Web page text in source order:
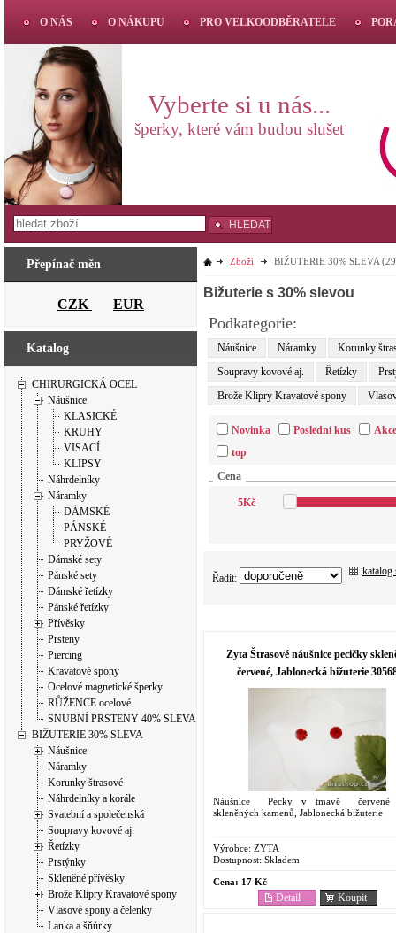
Přepínač měn
CZK EUR
Katalog
CHIRURGICKÁ OCEL
Náušnice
KLASICKÉ
KRUHY
VISACÍ
KLIPSY
Náhrdelníky
Náramky
DÁMSKÉ
PÁNSKÉ
PRYŽOVÉ
Dámské sety
Pánské sety
Dámské řetízky
Pánské řetízky
Přívěsky
Prsteny
Piercing
Kravatové spony
Ocelové magnetické šperky
RŮŽENCE ocelové
SNUBNÍ PRSTENY 40% SLEVA
BIŽUTERIE 30% SLEVA
Náušnice
Náramky
Korunky štrasové
Náhrdelníky a korále
Svatební a společenská
Soupravy kovové aj.
Řetízky
Prstýnky
Skleněné přívěsky
Brože Klipry Kravatové spony
Vlasové spony a čelenky
Lanka a šňůrky
Zboží BIŽUTERIE 30% SLEVA
Bižuterie s 30% slevou
Podkategorie:
Náušnice Náramky
Korunky
Soupravy kovové aj.
Řetízky
Brože Klipry Kravatové spony
Novinka Poslední kus
Akce
top
Cena
5Kč
Řadit:
katalog
Zyta Štrasové náušnice pecičky
červené, Jablonecká bižuterie
Náušnice Pecky v tmavě červené
skleněných kamenů, Jablonecká bižuterie
Výrobce: ZYTA
Dostupnost: Skladem
Cena: 17 Kč
Koupit
Detail
O NÁS O NÁKUPU PRO VELKOODBĚRATELE
Vyberte si u nás...
šperky, které vám budou slušet
HLEDAT